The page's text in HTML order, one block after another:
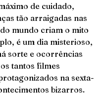
de cuidado,
tão arraigadas nas
mundo criam o mito
é um dia misterioso,
sorte e ocorrências
tantos filmes
na sexta-
bizarros.